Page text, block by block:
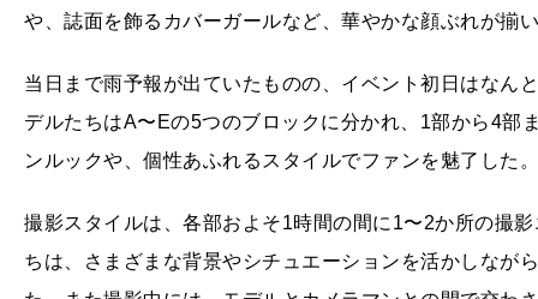
や、誌面を飾るカバーガールなど、華やかな顔ぶれが揃
当日まで雨予報が出ていたものの、イベント初日はなん
デルたちはA〜Eの5つのブロックに分かれ、1部から4部
ンルックや、個性あふれるスタイルでファンを魅了した。
撮影スタイルは、各部およそ1時間の間に1〜2か所の撮
ちは、さまざまな背景やシチュエーションを活かしなが